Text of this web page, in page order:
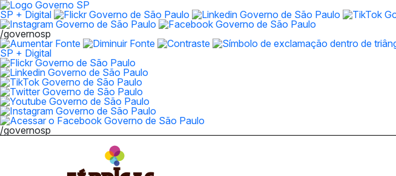
SP + Digital
/governosp
SP + Digital
/governosp